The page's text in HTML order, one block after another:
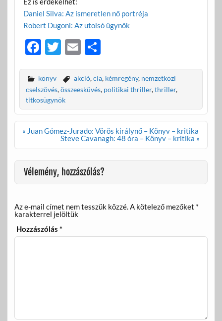
Daniel Silva: Az ismeretlen nő portréja
Robert Dugoni: Az utolsó ügynök
F
e
b
o
o
T
itt
er
E
ail
O
za
m
e
g
könyv akció,cia, kémregény, nemzetközi
cselszövés,összeesküvés, politikai thriller,thriller,
titkosügynök
Bejegyzés
« Juan Gómez-Jurado: Vörös királynő – Könyv – kritika
Steve Cavanagh: 48 óra – Könyv – kritika »
Vélemény, hozzászólás?
Az e-mail címet nem tesszük közzé.A kötelező mezőket *
karakterrel jelöltük
Hozzászólás*